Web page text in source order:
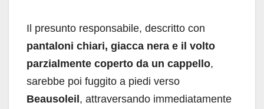
Il presunto responsabile, descritto con
pantaloni chiari, giacca nera e il volto
parzialmente coperto da un cappello,
sarebbe poi fuggito a piedi verso
Beausoleil , attraversando immediatamente